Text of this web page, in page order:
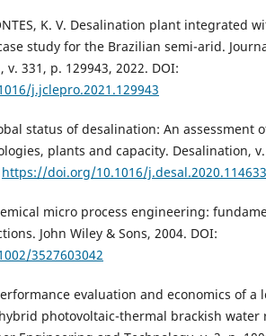
K. V. Desalination plant integrated
study for the Brazilian semi-arid.
331, p. 129943, 2022. DOI:
j.jclepro.2021.129943
status of desalination: An assessment
plants and capacity. Desalination,
https://doi.org/10.1016/j.desal.2020.114633
micro process engineering:
John Wiley & Sons, 2004. DOI:
3527603042
evaluation and economics of a
photovoltaic-thermal brackish water